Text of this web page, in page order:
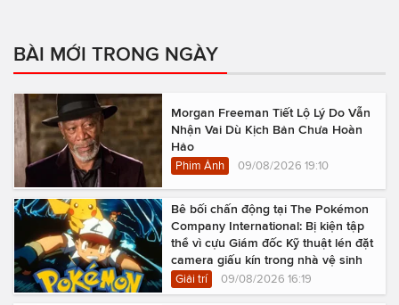
BÀI MỚI TRONG NGÀY
Morgan Freeman Tiết Lộ Lý Do Vẫn
Nhận Vai Dù Kịch Bản Chưa Hoàn
Hảo
Phim Ảnh 09/08/2026 19:10
Bê bối chấn động tại The Pokémon
Company International: Bị kiện tập
thể vì cựu Giám đốc Kỹ thuật lén đặt
camera giấu kín trong nhà vệ sinh
Giải trí 09/08/2026 16:19